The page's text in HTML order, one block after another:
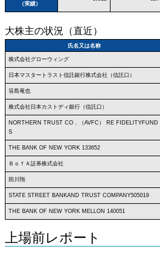
（実績）
大株主の状況（直近）
氏名又は名称
株式会社グローウィング
日本マスタートラスト信託銀行株式会社（信託口）
笹島竜也
株式会社日本カストディ銀行（信託口）
NORTHERN TRUST CO．（AVFC） RE FIDELITYFUND
S
THE BANK OF NEW YORK 133652
ＢｏｆＡ証券株式会社
田川翔
STATE STREET BANKAND TRUST COMPANY505019
THE BANK OF NEW YORK MELLON 140051
上場前レポート